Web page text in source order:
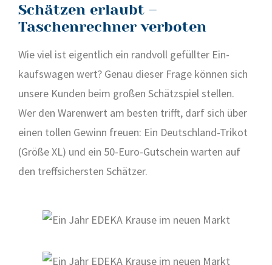
Schätzen erlaubt –
Taschenrechner verboten
Wie viel ist eigent­lich ein rand­voll gefüll­ter Ein­
kaufs­wa­gen wert? Genau die­ser Fra­ge kön­nen sich
unse­re Kun­den beim gro­ßen Schätz­spiel stel­len.
Wer den Waren­wert am bes­ten trifft, darf sich über
einen tol­len Gewinn freu­en: Ein Deutsch­land-Tri­kot
(Grö­ße XL) und ein 50-Euro-Gut­schein war­ten auf
den treff­si­chers­ten Schät­zer.